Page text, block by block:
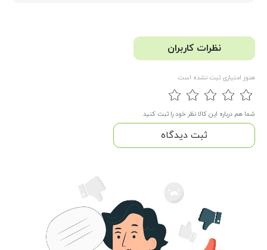
نظرات کاربران
هنوز امتیازی ثبت نشده است
شما هم درباره این کالا نظر خود را ثبت کنید
ثبت دیدگاه